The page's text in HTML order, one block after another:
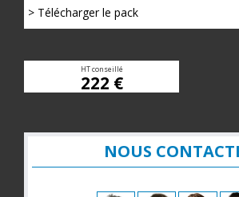
> Télécharger le pack
HT conseillé
222 €
NOUS